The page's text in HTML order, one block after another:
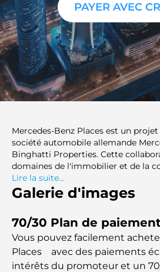
PAYER AVEC
Mercedes-Benz Places est un
société automobile allemande
Binghatti Properties. Cette
domaines de l'immobilier et de la
mécanique, cherchant à établir de
matière de design moderne
résidentielle. Située au cœur du
Dubai Mall et offre une vue
Khalifa. Ce projet incarne une fusion
style et de confort.
Lire la suite...
Galerie d'images
70/30 Plan de
Vous pouvez facilement
Places⠀ avec des paiements
intérêts du promoteur et un